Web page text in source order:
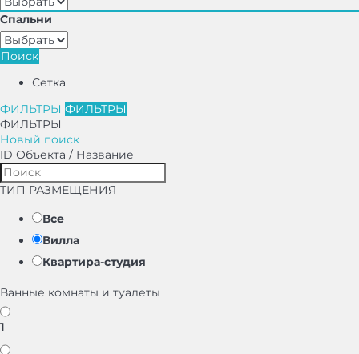
Спальни
Поиск
Сетка
ФИЛЬТРЫ ФИЛЬТРЫ
ФИЛЬТРЫ
Новый поиск
ID Объекта / Название
ТИП РАЗМЕЩЕНИЯ
Все
Вилла
Квартира-студия
Ванные комнаты и туалеты
1